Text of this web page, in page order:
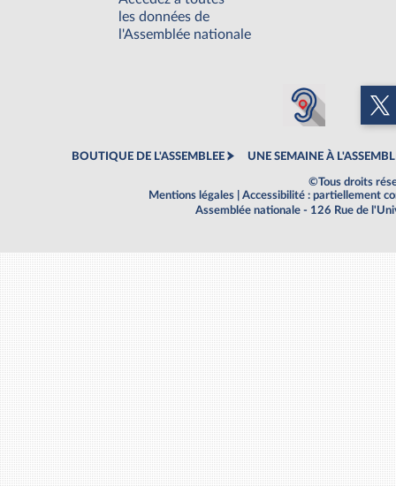
les données de
l'Assemblée nationale
BOUTIQUE DE L'ASSEMBLEE UNE SEMAINE À
©Tous droits
Mentions légales
Accessibilité : partiellement
Assemblée nationale - 126 Rue de